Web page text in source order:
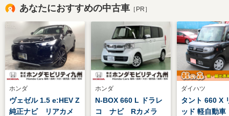
あなたにおすすめの中古車 ［PR］
ホンダ
ヴェゼル 1.5 e:HEV Z
純正ナビ リアカメ
ホンダ
N-BOX 660 L ドラレ
コ ナビ Rカメラ
ダイハツ
タント 660 X
ッド 軽自動